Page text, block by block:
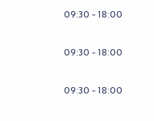
09:30 - 18:00
09:30 - 18:00
09:30 - 18:00